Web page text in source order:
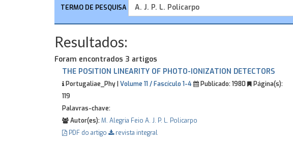
TERMO DE PESQUISA
Resultados:
Foram encontrados 3 artigos
THE POSITION LINEARITY OF PHOTO-IONIZATION DETECTORS
Portugaliae_Phy | Volume 11 / Fascículo 1-4 Publicado:1980
Página(s):
119
Palavras-chave:
Autor(es):M. Alegria Feio A. J. P. L. Policarpo
PDF do artigo
revista integral